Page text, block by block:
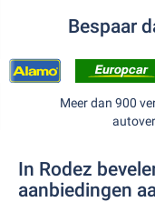
Bespaar
Meer dan 900
In Rodez
aanbiedingen